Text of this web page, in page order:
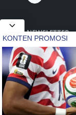
NEWSLETTER
Tetap
terbaru dan